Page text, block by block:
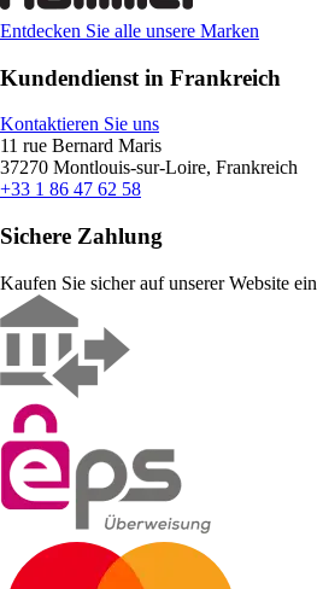
Entdecken Sie alle unsere Marken
Kundendienst in Frankreich
Kontaktieren Sie uns
11 rue Bernard Maris
37270 Montlouis-sur-Loire, Frankreich
+33 1 86 47 62 58
Sichere Zahlung
Kaufen Sie sicher auf unserer Website ein